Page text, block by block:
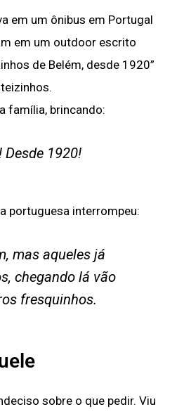
em um ônibus em Portugal
em um outdoor escrito
de Belém, desde 1920”
família, brincando:
Desde 1920!
portuguesa interrompeu:
mas aqueles já
chegando lá vão
fresquinhos.
sobre o que pedir. Viu